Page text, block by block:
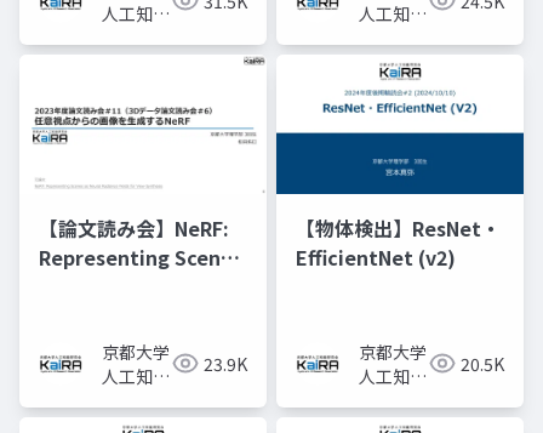
人工知能
KaiRA
人工知能
KaiRA
【論文読み会】NeRF:
Representing Scenes
Synthesis京都大学
人工知能
KaiRA
23.9K
【物体検出】ResNet・
EfficientNet (v2)
京都大学
人工知能
KaiRA
20.5K